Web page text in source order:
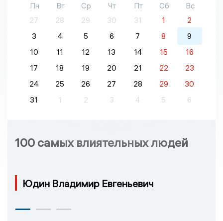
Пн Вт Ср Чт Пт Сб
Вс
27
28 29 30 31 1
2
3
4 5 6 7 8
9
10
11 12 13 14 15
16
17
18 19 20 21 22
23
24
25 26 27 28 29
30
31
1 2 3 4 5 6
100 самых влиятельных людей
Юдин Владимир Евгеньевич